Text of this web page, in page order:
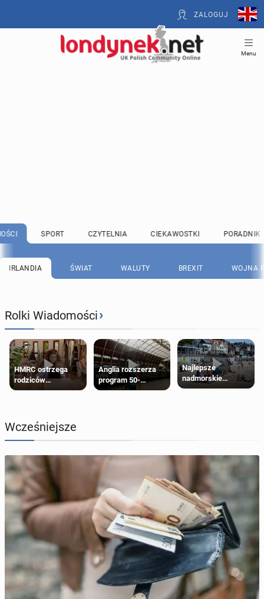
ZALOGUJ
Menu
SPORT CZYTELNIA CIEKAWOSTKI PORADNIK
IRLANDIA ŚWIAT WALUTY BREXIT WOJNA
Rolki Wiadomości›
HMRC ostrzega
rodziców
pobierających Child
zwrotu zasiłku
Anglia rozszerza
program 50-
procentowych
Najlepsze
nadmorskie
miasteczko blisko
Wcześniejsze